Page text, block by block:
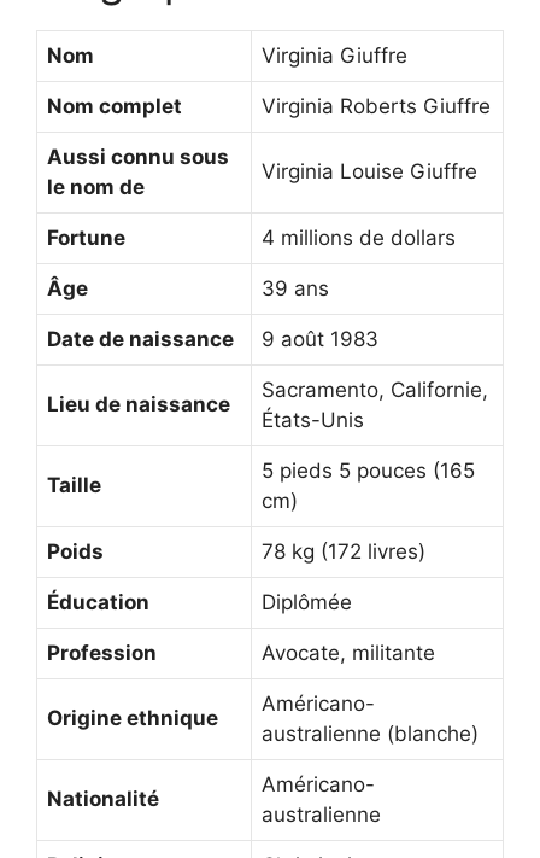
Nom Virginia Giuffre
Nom complet Virginia Roberts Giuffre
Aussi connu sous
le nom de
Virginia Louise Giuffre
Fortune 4 millions de dollars
Âge 39 ans
Date de naissance 9 août 1983
Lieu de naissance
Sacramento, Californie,
États-Unis
Taille
5 pieds 5 pouces (165
cm)
Poids 78 kg (172 livres)
Éducation Diplômée
Profession Avocate, militante
Origine ethnique
Américano-
australienne (blanche)
Nationalité
Américano-
australienne